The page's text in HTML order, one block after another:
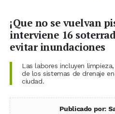
¡Que no se vuelvan
interviene 16
evitar inundaciones
Las labores incluyen
de los sistemas de drenaje
ciudad.
Publicado por: